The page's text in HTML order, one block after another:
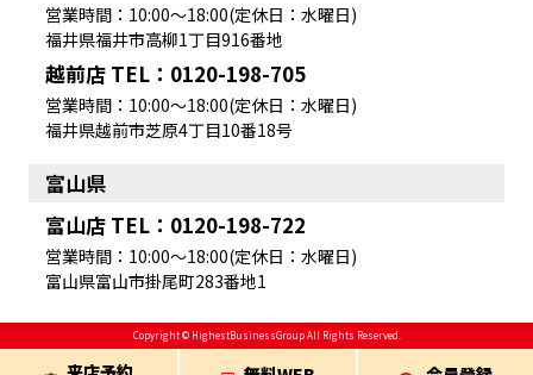
営業時間：10:00～18:00(定休日：水曜日)
福井県福井市高柳1丁目916番地
越前店 TEL：0120-198-705
営業時間：10:00～18:00(定休日：水曜日)
福井県越前市芝原4丁目10番18号
富山県
富山店 TEL：0120-198-722
営業時間：10:00～18:00(定休日：水曜日)
富山県富山市掛尾町283番地1
Copyright © HighestBusinessGroup All Rights Reserved.